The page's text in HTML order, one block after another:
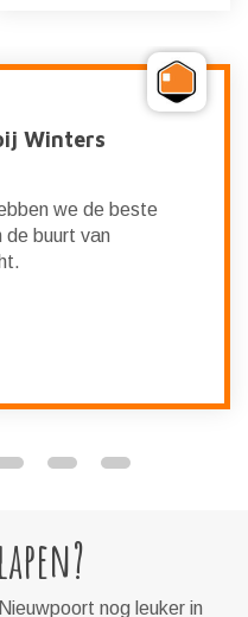
Winters
we de beste
de buurt van
nog leuker in